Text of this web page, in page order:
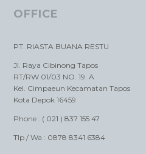
OFFICE
PT. RIASTA BUANA RESTU
Jl. Raya Cibinong Tapos
RT/RW 01/03 NO. 19. A
Kel. Cimpaeun Kecamatan Tapos
Kota Depok 16459
Phone : ( 021 ) 837 155 47
Tlp / Wa : 0878 8341 6384